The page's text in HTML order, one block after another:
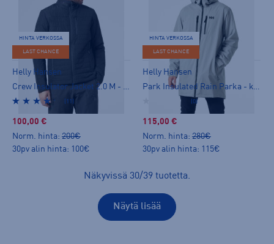
HINTA VERKOSSA
LAST CHANCE
Helly Hansen
(11)
100,00 €
Norm. hinta: 200€
30pv alin hinta: 100€
HINTA VERKOSSA
LAST CHANCE
Helly Hansen
(0)
115,00 €
Norm. hinta: 280€
30pv alin hinta: 115€
Näkyvissä 30/39 tuotetta.
Näytä lisää